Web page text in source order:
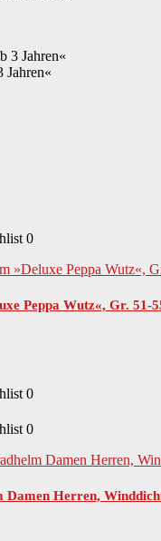
Jahren«
0
Peppa Wutz«, Gr. 51-
0
0
Herren,